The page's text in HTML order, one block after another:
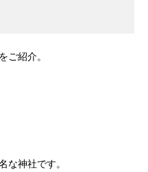
ご紹介。
な神社です。